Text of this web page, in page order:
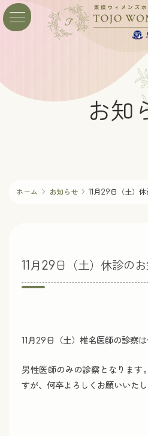
コ
ン
へ
ナ
ビ
ョ
お知
ホーム お知らせ 11月29日（土）
11月29日（土）休診の
11月29日（土）椎名医師の診察は
男性医師のみの診察となります
すが、何卒よろしくお願いいたし